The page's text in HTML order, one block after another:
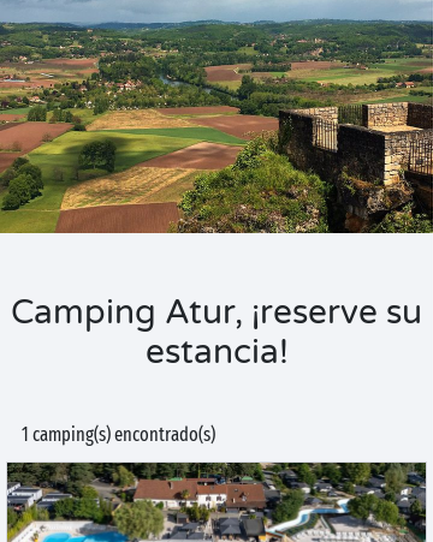
Camping Atur, ¡reserve su
estancia!
1 camping(s) encontrado(s)